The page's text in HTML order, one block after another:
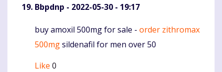
Bbpdnp - 2022-05-30 - 19:17
Komentaras
buy amoxil 500mg for sale - order zithromax
500mgsildenafil for men over 50
Like 0